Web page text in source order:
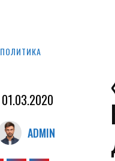
ПОЛИТИКА
01.03.2020
ADMIN